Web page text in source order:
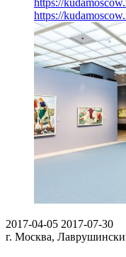
https://
https://
2017-04-05 2017-07-30
г. Москва,